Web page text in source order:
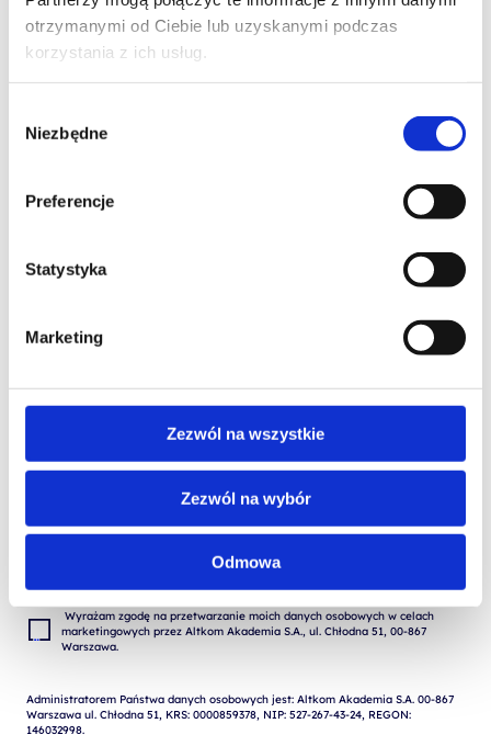
otrzymanymi od Ciebie lub uzyskanymi podczas
korzystania z ich usług.
zgody
Niezbędne
Preferencje
Statystyka
Marketing
Zezwól na wszystkie
Zezwól na wybór
Odmowa
TREŚĆ WIADOMOŚCI*
Wyrażam zgodę na przetwarzanie moich danych osobowych podanych w
marketingowych przez Altkom Akademia S.A., ul. Chłodna 51, 00-867
Administratorem Państwa danych osobowych jest: Altkom Akademia S.A. 00-867
Warszawa ul. Chłodna 51, KRS: 0000859378, NIP: 527-267-43-24, REGON:
146032998.